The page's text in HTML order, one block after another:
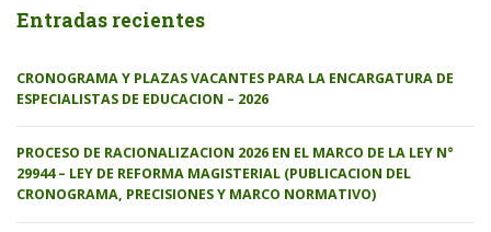
Entradas recientes
CRONOGRAMA Y PLAZAS VACANTES PARA LA ENCARGATURA DE
ESPECIALISTAS DE EDUCACION – 2026
PROCESO DE RACIONALIZACION 2026 EN EL MARCO DE LA LEY N°
29944 – LEY DE REFORMA MAGISTERIAL (PUBLICACION DEL
CRONOGRAMA, PRECISIONES Y MARCO NORMATIVO)